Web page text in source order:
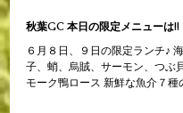
2024年6月9日